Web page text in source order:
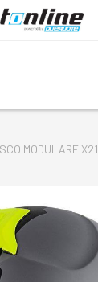
MODULARE X21